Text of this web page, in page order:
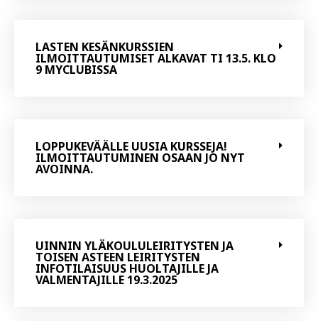
LASTEN KESÄNKURSSIEN
ILMOITTAUTUMISET ALKAVAT TI 13.5. KLO
9 MYCLUBISSA
LOPPUKEVÄÄLLE UUSIA KURSSEJA!
ILMOITTAUTUMINEN OSAAN JO NYT
AVOINNA.
UINNIN YLÄKOULULEIRITYSTEN JA
TOISEN ASTEEN LEIRITYSTEN
INFOTILAISUUS HUOLTAJILLE JA
VALMENTAJILLE 19.3.2025